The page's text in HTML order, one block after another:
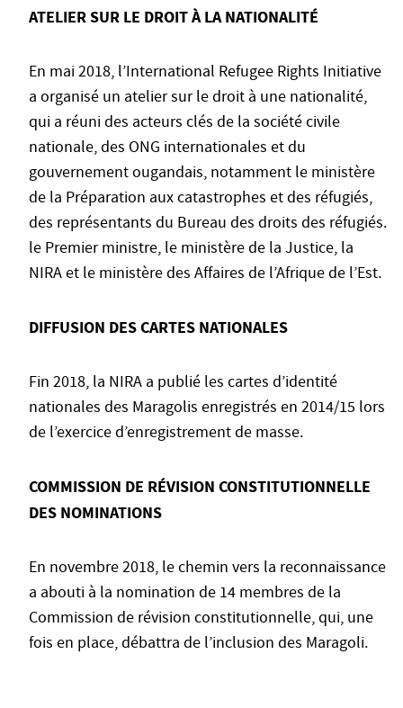
ATELIER SUR LE DROIT À LA NATIONALITÉ
En mai 2018, l’International Refugee Rights Initiative
a organisé un atelier sur le droit à une nationalité,
qui a réuni des acteurs clés de la société civile
nationale, des ONG internationales et du
gouvernement ougandais, notamment le ministère
de la Préparation aux catastrophes et des réfugiés,
des représentants du Bureau des droits des réfugiés.
le Premier ministre, le ministère de la Justice, la
NIRA et le ministère des Affaires de l’Afrique de l’Est.
DIFFUSION DES CARTES NATIONALES
Fin 2018, la NIRA a publié les cartes d’identité
nationales des Maragolis enregistrés en 2014/15 lors
de l’exercice d’enregistrement de masse.
COMMISSION DE RÉVISION CONSTITUTIONNELLE
DES NOMINATIONS
En novembre 2018, le chemin vers la reconnaissance
a abouti à la nomination de 14 membres de la
Commission de révision constitutionnelle, qui, une
fois en place, débattra de l’inclusion des Maragoli.